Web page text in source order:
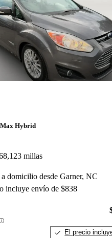
Hybrid
millas
domicilio desde Garner, NC
incluye envío de $838
El precio